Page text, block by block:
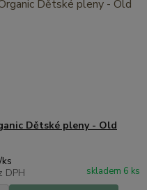
Dětské pleny - Old
ks
DPH skladem 6 ks